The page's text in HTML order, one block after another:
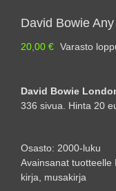
David Bowie
20,00 € Varasto
David Bowie
336 sivua. Hinta 20
Osasto: 2000-luku
Avainsanat tuotteelle
kirja, musakirja